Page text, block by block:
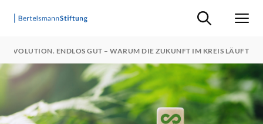
Suche ein-/
RE:VOLUTION. ENDLOS GUT – WARUM DIE ZUKUNFT IM KREIS LÄUFT